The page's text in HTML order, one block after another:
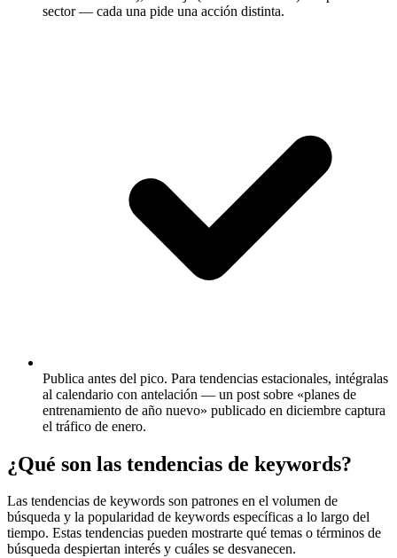
sector — cada una pide una acción distinta.
Publica antes del pico. Para tendencias estacionales, intégralas
al calendario con antelación — un post sobre «planes de
entrenamiento de año nuevo» publicado en diciembre captura
el tráfico de enero.
¿Qué son las tendencias de keywords?
Las tendencias de keywords son patrones en el volumen de
búsqueda y la popularidad de keywords específicas a lo largo del
tiempo. Estas tendencias pueden mostrarte qué temas o términos de
búsqueda despiertan interés y cuáles se desvanecen.